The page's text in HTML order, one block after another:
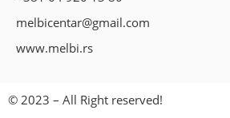
melbicentar@gmail.com
www.melbi.rs
© 2023 – All Right reserved!